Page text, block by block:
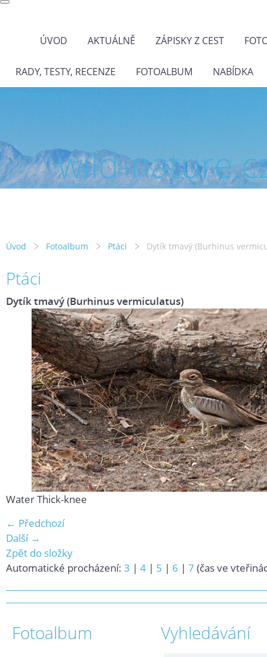
ÚVOD AKTUÁLNĚ ZÁPISKY Z CEST
RADY, TESTY, RECENZE FOTOALBUM NABÍDKA
wild-
Úvod Fotoalbum Ptáci Dytík tmavý (Burhinus
Ptáci
Dytík tmavý (Burhinus vermiculatus)
Water Thick-knee
← Předchozí
Další →
Zpět do složky
Automatické procházení: 3 | 4 | 5 | 6 | 7 (čas ve
Fotoalbum Vyhledávání